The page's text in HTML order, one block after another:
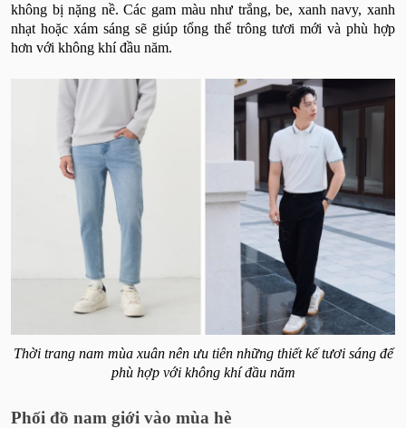
không bị nặng nề. Các gam màu như trắng, be, xanh navy, xanh
nhạt hoặc xám sáng sẽ giúp tổng thể trông tươi mới và phù hợp
hơn với không khí đầu năm.
Thời trang nam mùa xuân nên ưu tiên những thiết kế tươi sáng để
phù hợp với không khí đầu năm
Phối đồ nam giới vào mùa hè